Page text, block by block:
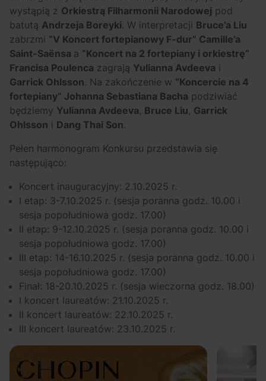
wystąpią z Orkiestrą Filharmonii Narodowej pod
batutą Andrzeja Boreyki. W interpretacji Bruce’a Liu
zabrzmi “V Koncert fortepianowy F-dur” Camille’a
Saint-Saënsa a “Koncert na 2 fortepiany i orkiestrę”
Francisa Poulenca zagrają Yulianna Avdeeva i
Garrick Ohlsson. Na zakończenie w “Koncercie na 4
fortepiany” Johanna Sebastiana Bacha podziwiać
będziemy Yulianna Avdeeva, Bruce Liu, Garrick
Ohlsson i Dang Thai Son.
Pełen harmonogram Konkursu przedstawia się
następująco:
Koncert inauguracyjny: 2.10.2025 r.
I etap: 3-7.10.2025 r. (sesja poranna godz. 10.00 i
sesja popołudniowa godz. 17.00)
II etap: 9-12.10.2025 r. (sesja poranna godz. 10.00 i
sesja popołudniowa godz. 17.00)
III etap: 14-16.10.2025 r. (sesja poranna godz. 10.00 i
sesja popołudniowa godz. 17.00)
Finał: 18-20.10.2025 r. (sesja wieczorna godz. 18.00)
I koncert laureatów: 21.10.2025 r.
II koncert laureatów: 22.10.2025 r.
III koncert laureatów: 23.10.2025 r.